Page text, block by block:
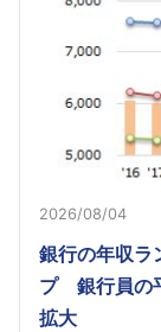
2026/08/04
銀行の年収ラ
プ 銀行員の
拡大